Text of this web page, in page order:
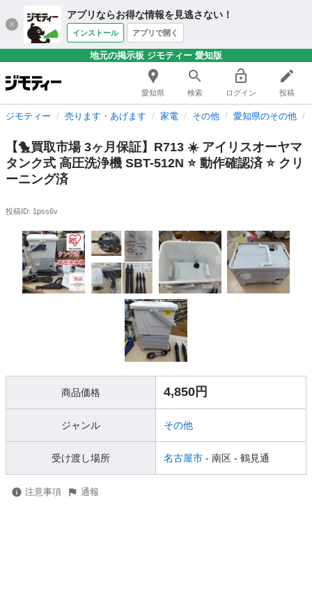
アプリならお得な情報を見逃さない！
インストール アプリで開く
地元の掲示板 ジモティー 愛知版
愛知県 検索 ログイン 投稿
ジモティー 売ります・あげます 家電 その他 愛知県のその他
【🐤買取市場 3ヶ月保証】R713 ☀️ アイリスオーヤマ
タンク式 高圧洗浄機 SBT-512N ⭐ 動作確認済 ⭐ クリ
ーニング済
投稿ID: 1pss6v
商品価格 4,850円
ジャンル その他
受け渡し場所 名古屋市 - 南区 - 鶴見通
注意事項 通報